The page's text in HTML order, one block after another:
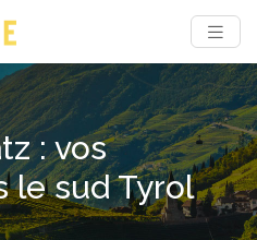
: vos
le sud Tyrol